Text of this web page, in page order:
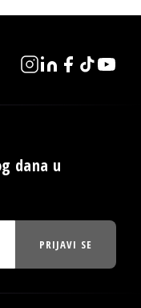
dana u
PRIJAVI SE